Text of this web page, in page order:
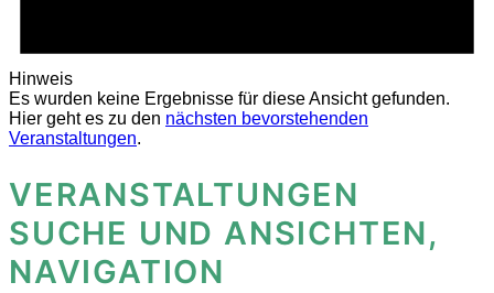
Hinweis
Es wurden keine Ergebnisse für diese Ansicht gefunden.
Hier geht es zu den nächsten bevorstehenden
Veranstaltungen.
VERANSTALTUNGEN
SUCHE UND ANSICHTEN,
NAVIGATION